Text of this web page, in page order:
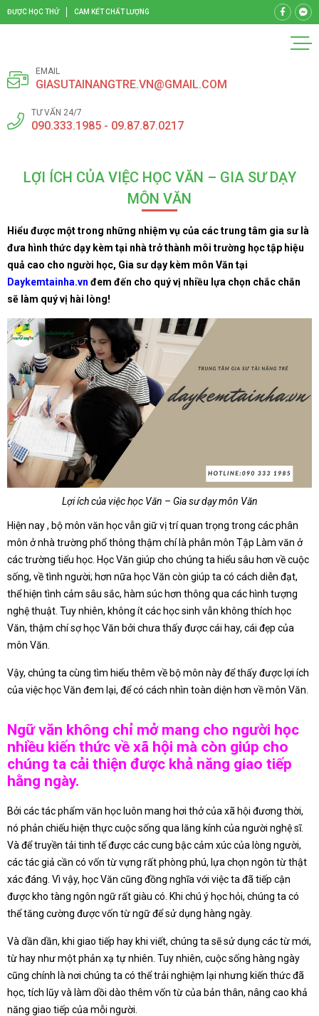
ĐƯỢC HỌC THỬ CAM KẾT CHẤT LƯỢNG
EMAIL
GIASUTAINANGTRE.VN@GMAIL.COM
TƯ VẤN 24/7
090.333.1985 - 09.87.87.0217
LỢI ÍCH CỦA VIỆC HỌC VĂN – GIA SƯ DẠY
MÔN VĂN
Hiểu được một trong những nhiệm vụ của các trung tâm gia sư là
đưa hình thức dạy kèm tại nhà trở thành môi trường học tập hiệu
quả cao cho người học, Gia sư dạy kèm môn Văn tại
Daykemtainha.vn đem đến cho quý vị nhiều lựa chọn chắc chắn
sẽ làm quý vị hài lòng!
Lợi ích của việc học Văn – Gia sư dạy môn Văn
Hiện nay , bộ môn văn học vẫn giữ vị trí quan trọng trong các phân
môn ở nhà trường phổ thông thậm chí là phân môn Tập Làm văn ở
các trường tiểu học. Học Văn giúp cho chúng ta hiểu sâu hơn về cuộc
sống, về tình người; hơn nữa học Văn còn giúp ta có cách diễn đạt,
thể hiện tình cảm sâu sắc, hàm súc hơn thông qua các hình tượng
nghệ thuật. Tuy nhiên, không ít các học sinh vẫn không thích học
Văn, thậm chí sợ học Văn bởi chưa thấy được cái hay, cái đẹp của
môn Văn.
Vậy, chúng ta cùng tìm hiểu thêm về bộ môn này để thấy được lợi ích
của việc học Văn đem lại, để có cách nhìn toàn diện hơn về môn Văn.
Ngữ văn không chỉ mở mang cho người học
nhiều kiến thức về xã hội mà còn giúp cho
chúng ta cải thiện được khả năng giao tiếp
hằng ngày.
Bởi các tác phẩm văn học luôn mang hơi thở của xã hội đương thời,
nó phản chiếu hiện thực cuộc sống qua lăng kính của người nghệ sĩ.
Và để truyền tải tinh tế được các cung bậc cảm xúc của lòng người,
các tác giả cần có vốn từ vựng rất phòng phú, lựa chọn ngôn từ thật
xác đáng. Vì vậy, học Văn cũng đồng nghĩa với việc ta đã tiếp cận
được kho tàng ngôn ngữ rất giàu có. Khi chú ý học hỏi, chúng ta có
thể tăng cường được vốn từ ngữ để sử dụng hàng ngày.
Và dần dần, khi giao tiếp hay khi viết, chúng ta sẽ sử dụng các từ mới,
từ hay như một phản xạ tự nhiên. Tuy nhiên, cuộc sống hàng ngày
cũng chính là nơi chúng ta có thể trải nghiệm lại nhưng kiến thức đã
học, tích lũy và làm dồi dào thêm vốn từ của bản thân, nâng cao khả
năng giao tiếp của mỗi người.